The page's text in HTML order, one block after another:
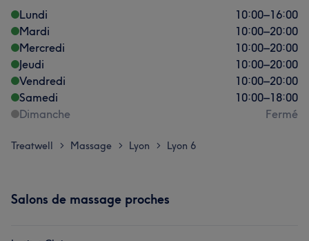
Lundi
10:00–16:00
Mardi
10:00–20:00
Mercredi
10:00–20:00
Jeudi
10:00–20:00
Vendredi
10:00–20:00
Samedi
10:00–18:00
Dimanche
Fermé
Treatwell > Massage > Lyon > Lyon 6
Salons de massage proches